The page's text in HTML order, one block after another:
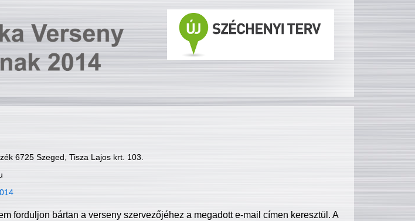
6725 Szeged, Tisza Lajos krt. 103.
forduljon bártan a verseny szervezőjéhez a megadott e-mail címen keresztül. A